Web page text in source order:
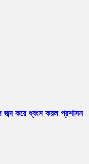
জব্দ করে ধ্বংস করল প্রশাসন